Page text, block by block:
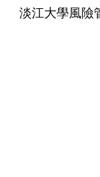
淡江大學風險